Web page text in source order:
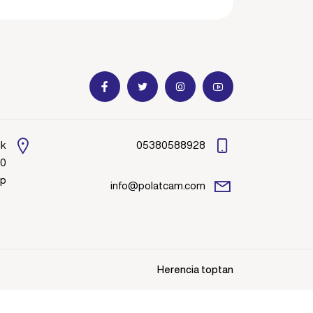
05380588928
info@polatcam.com
Herencia toptan